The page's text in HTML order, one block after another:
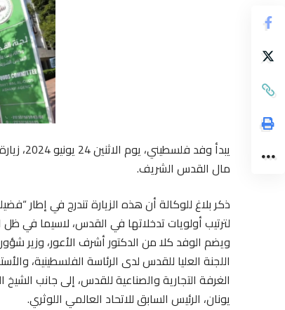
مال القدس الشريف.
ذكر بلاغ للوكالة أن هذه الزيارة تندرج في إطار
ويضم الوفد كلا من الدكتور أشرف الأعور، وزير
اللجنة العليا للقدس لدى الرئاسة الفلسطينية،
الغرفة التجارية والصناعية للقدس، إلى جانب
يونان، الرئيس السابق للاتحاد العالمي اللوثري.